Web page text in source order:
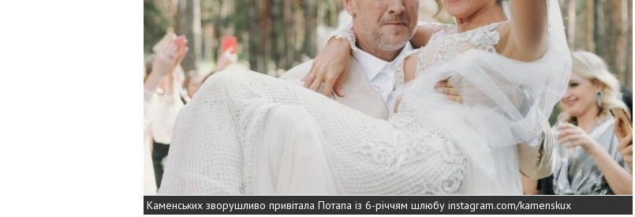
Каменських зворушливо привітала Потапа із 6-річчям шлюбу instagram.com/kamenskux